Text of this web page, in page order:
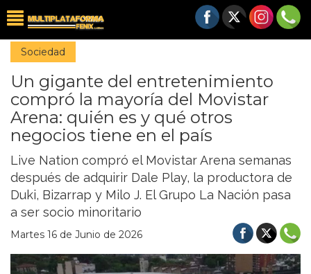
Sociedad
Un gigante del entretenimiento
compró la mayoría del Movistar
Arena: quién es y qué otros
negocios tiene en el país
Live Nation compró el Movistar Arena semanas
después de adquirir Dale Play, la productora de
Duki, Bizarrap y Milo J. El Grupo La Nación pasa
a ser socio minoritario
Martes 16 de Junio de 2026